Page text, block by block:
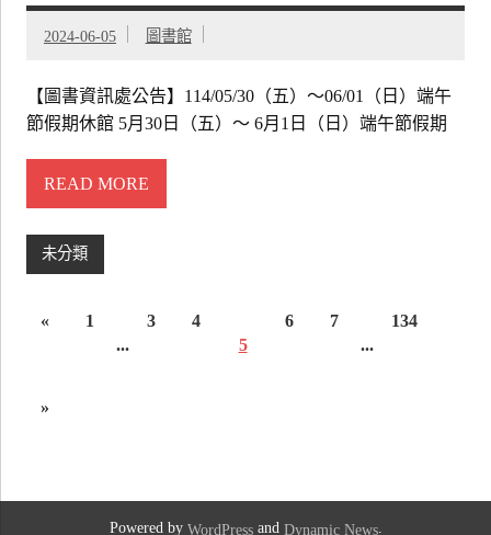
2024-06-05 圖書館
【圖書資訊處公告】114/05/30（五）～06/01（日）端午
節假期休館 5月30日（五）～ 6月1日（日）端午節假期
READ MORE
未分類
«
1
...
3
4
5
6
7
...
134
»
Powered by WordPressand Dynamic News.